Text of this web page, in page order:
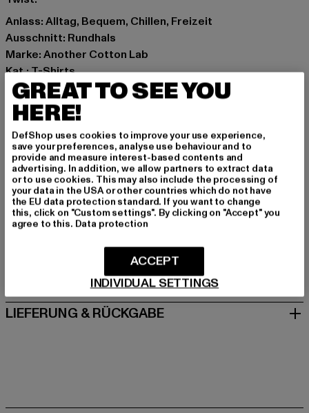
Anlass: Alltag, Bequem, Chillen, Freizeit
Ausschnitt: Rundhals
Marke: Another Cotton Lab
Kat.: T-Shirts
Farbe: weiß
Hersteller Farbe: white
Materialzusammensetzung: 100% Baumwolle
Art.Nr: PD00003443-00220
Hersteller: Urban Styles Agency GmbH & Co. KG |
agentur@urbanstylesagency.com
Schanzenstraße 41 | 51063 Köln | DE
GRÖSSE & PASSFORM
PFLEGEHINWEISE
LIEFERUNG & RÜCKGABE
GREAT TO SEE YOU
HERE!
DefShop uses cookies to improve your use experience,
save your preferences, analyse use behaviour and to
provide and measure interest-based contents and
advertising. In addition, we allow partners to extract data
or to use cookies. This may also include the processing of
your data in the USA or other countries which do not have
the EU data protection standard. If you want to change
this, click on "Custom settings". By clicking on "Accept" you
agree to this. Data protection
INDIVIDUAL SETTINGS
ACCEPT